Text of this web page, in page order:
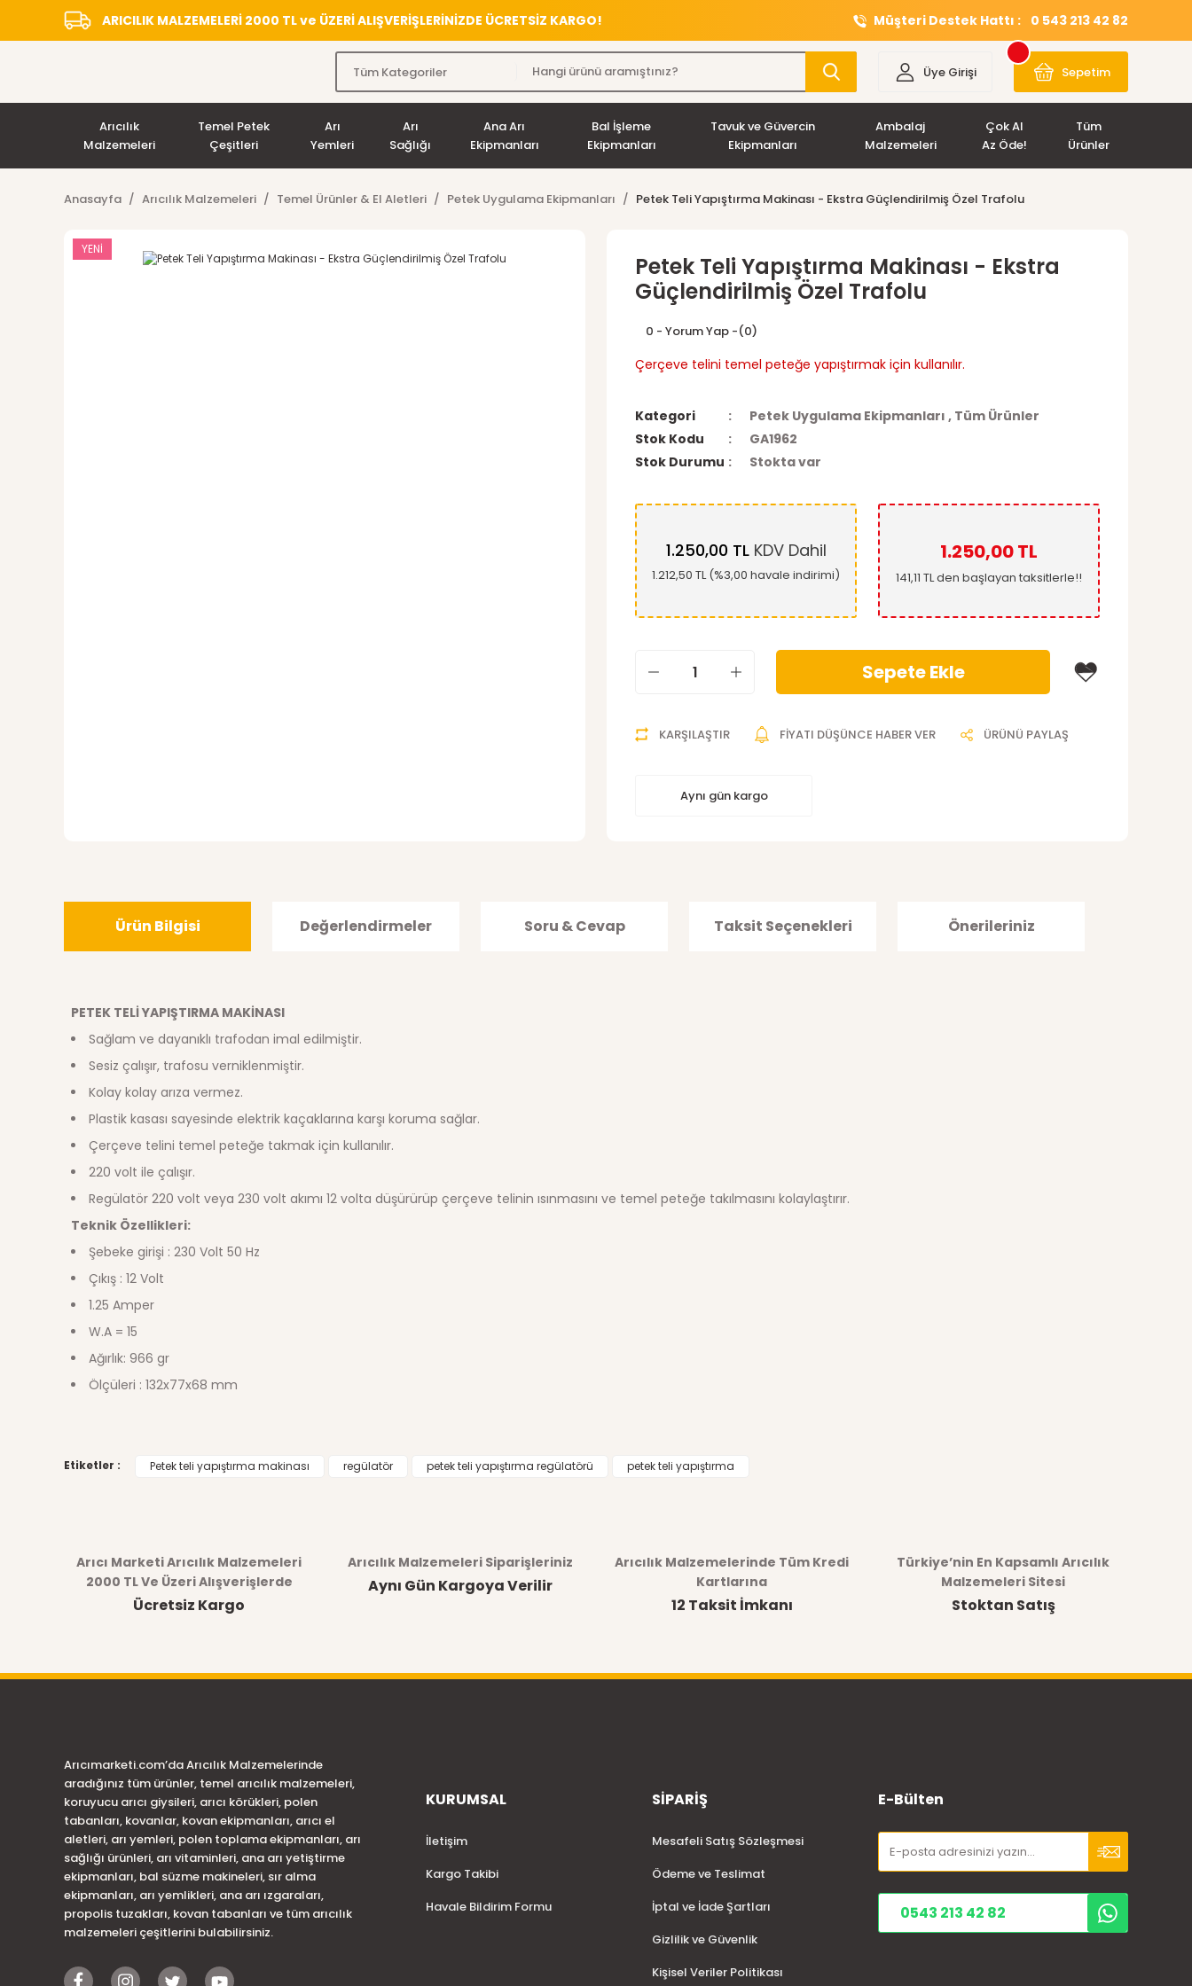
ARICILIK MALZEMELERİ 2000 TL ve ÜZERİ ALIŞVERİŞLERİNİZDE ÜCRETSİZ KARGO! Müşteri Destek Hattı : 0 543 213 42 82
Üye Girişi Sepetim
Arıcılık
Malzemeleri
Temel Petek
Çeşitleri
Arı
Yemleri
Arı
Sağlığı
Ana Arı
Ekipmanları
Bal İşleme
Ekipmanları
Tavuk ve Güvercin
Ekipmanları
Ambalaj
Malzemeleri
Çok Al
Az Öde!
Tüm
Ürünler
Anasayfa Arıcılık Malzemeleri Temel Ürünler & El Aletleri Petek Uygulama Ekipmanları Petek Teli Yapıştırma Makinası - Ekstra Güçlendirilmiş Özel Trafolu
YENİ
Petek Teli Yapıştırma Makinası - Ekstra
Güçlendirilmiş Özel Trafolu
0 - Yorum Yap -(0)
Çerçeve telini temel peteğe yapıştırmak için kullanılır.
Kategori Petek Uygulama Ekipmanları , Tüm Ürünler
Stok Kodu
GA1962
Stok Durumu
Stokta var
1.250,00 TLKDV Dahil
1.212,50 TL (%3,00 havale indirimi)
1.250,00 TL
141,11 TL den başlayan taksitlerle!!
Sepete Ekle
KARŞILAŞTIR FİYATI DÜŞÜNCE HABER VER ÜRÜNÜ PAYLAŞ
Aynı gün kargo
Ürün Bilgisi Değerlendirmeler Soru & Cevap Taksit Seçenekleri Önerileriniz
PETEK TELİ YAPIŞTIRMA MAKİNASI
Sağlam ve dayanıklı trafodan imal edilmiştir.
Sesiz çalışır, trafosu verniklenmiştir.
Kolay kolay arıza vermez.
Plastik kasası sayesinde elektrik kaçaklarına karşı koruma sağlar.
Çerçeve telini temel peteğe takmak için kullanılır.
220 volt ile çalışır.
Regülatör 220 volt veya 230 volt akımı 12 volta düşürürüp çerçeve telinin ısınmasını ve temel peteğe takılmasını kolaylaştırır.
Teknik Özellikleri:
Şebeke girişi : 230 Volt 50 Hz
Çıkış : 12 Volt
1.25 Amper
W.A = 15
Ağırlık: 966 gr
Ölçüleri : 132x77x68 mm
Ürün açıklamasında eksik bilgiler bulunuyor.
Ürün bilgilerinde hatalar bulunuyor.
Bu ürüne benzer farklı alternatifler olmalı.
Etiketler : Petek teli yapıştırma makinası regülatör petek teli yapıştırma regülatörü petek teli yapıştırma
Arıcı Marketi Arıcılık Malzemeleri
2000 TL Ve Üzeri Alışverişlerde
Ücretsiz Kargo
Arıcılık Malzemeleri Siparişleriniz
Aynı Gün Kargoya Verilir
Arıcılık Malzemelerinde Tüm Kredi
Kartlarına
12 Taksit İmkanı
Türkiye’nin En Kapsamlı Arıcılık
Malzemeleri Sitesi
Stoktan Satış
Arıcımarketi.com’da Arıcılık Malzemelerinde
aradığınız tüm ürünler, temel arıcılık malzemeleri,
koruyucu arıcı giysileri, arıcı körükleri, polen
tabanları, kovanlar, kovan ekipmanları, arıcı el
aletleri, arı yemleri, polen toplama ekipmanları, arı
sağlığı ürünleri, arı vitaminleri, ana arı yetiştirme
ekipmanları, bal süzme makineleri, sır alma
ekipmanları, arı yemlikleri, ana arı ızgaraları,
propolis tuzakları, kovan tabanları ve tüm arıcılık
malzemeleri çeşitlerini bulabilirsiniz.
KURUMSAL
İletişim
Kargo Takibi
Havale Bildirim Formu
SİPARİŞ
Mesafeli Satış Sözleşmesi
Ödeme ve Teslimat
İptal ve İade Şartları
Gizlilik ve Güvenlik
Kişisel Veriler Politikası
E-Bülten
0543 213 42 82